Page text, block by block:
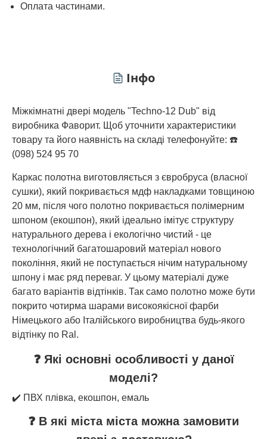
Оплата частинами.
Інфо
Міжкімнатні двері модель "Techno-12 Dub" від
виробника Фаворит. Щоб уточнити характеристики
товару та його наявність на складі телефонуйте: ☎️
(098) 524 95 70
Каркас полотна виготовляється з євробруса (власної
сушки), який покривається мдф накладками товщиною
20 мм, після чого полотно покривається полімерним
шпоном (екошпон), який ідеально імітує структуру
натурального дерева і екологічно чистий - це
технологічний багатошаровий матеріал нового
покоління, який не поступається нічим натуральному
шпону і має ряд переваг. У цьому матеріалі дуже
багато варіантів відтінків. Так само полотно може бути
покрито чотирма шарами високоякісної фарби
Німецького або Італійського виробництва будь-якого
відтінку по Ral.
❓ Які основні особливості у даної
моделі?
✔️ ПВХ плівка, екошпон, емаль
❓ В які міста міста можна замовити